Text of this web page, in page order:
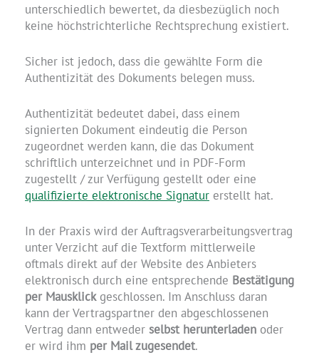
unterschiedlich bewertet, da diesbezüglich noch
keine höchstrichterliche Rechtsprechung existiert.
Sicher ist jedoch, dass die gewählte Form die
Authentizität des Dokuments belegen muss.
Authentizität bedeutet dabei, dass einem
signierten Dokument eindeutig die Person
zugeordnet werden kann, die das Dokument
schriftlich unterzeichnet und in PDF-Form
zugestellt / zur Verfügung gestellt oder eine
qualifizierte elektronische Signatur erstellt hat.
In der Praxis wird der Auftragsverarbeitungsvertrag
unter Verzicht auf die Textform mittlerweile
oftmals direkt auf der Website des Anbieters
elektronisch durch eine entsprechende Bestätigung
per Mausklickgeschlossen. Im Anschluss daran
kann der Vertragspartner den abgeschlossenen
Vertrag dann entweder selbst herunterladen oder
er wird ihm per Mail zugesendet.